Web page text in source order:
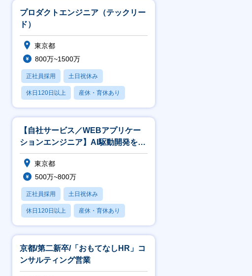
プロダクトエンジニア（テックリー
ド）
東京都
800万~1500万
正社員採用 土日祝休み
休日120日以上 産休・育休あり
賞与あり
【自社サービス／WEBアプリケー
ションエンジニア】AI駆動開発を推
進！早期テックリードを目指せま
す！東京都
500万~800万
正社員採用 土日祝休み
休日120日以上 産休・育休あり
賞与あり
京都/第二新卒/「おもてなしHR」コ
ンサルティング営業